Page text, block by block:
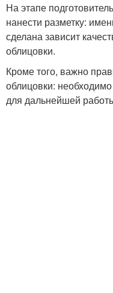
На этапе
нанести разметку:
сделана зависит
облицовки.
Кроме того, важно
облицовки:
для дальнейшей